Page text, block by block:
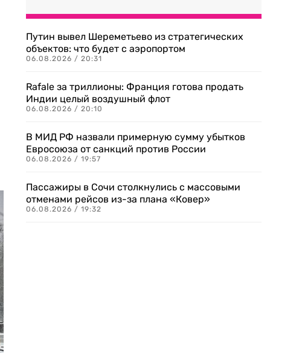
Путин вывел Шереметьево из стратегических
объектов: что будет с аэропортом
06.08.2026 / 20:31
Rafale за триллионы: Франция готова продать
Индии целый воздушный флот
06.08.2026 / 20:10
В МИД РФ назвали примерную сумму убытков
Евросоюза от санкций против России
06.08.2026 / 19:57
Пассажиры в Сочи столкнулись с массовыми
отменами рейсов из-за плана «Ковер»
06.08.2026 / 19:32